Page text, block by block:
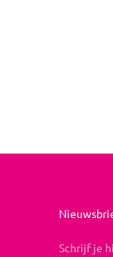
Schrijf je